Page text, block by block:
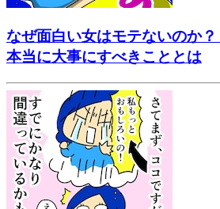
なぜ面白い女はモテないのか
本当に大事にすべきこととは